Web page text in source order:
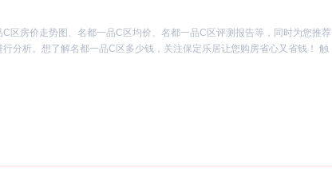
区房价走势图、名都一品C区均价、名都一品C区评测报告等，同时为您推荐
分析。想了解名都一品C区多少钱，关注保定乐居让您购房省心又省钱！ 触